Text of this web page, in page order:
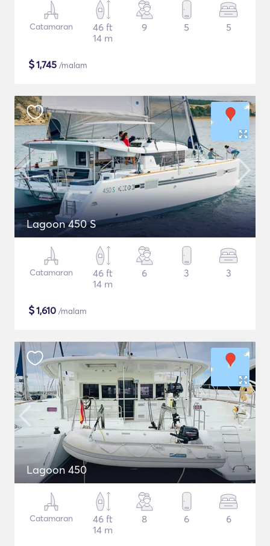
Catamaran
46 ft
14 m
9 5 5
$1,745 /malam
Lagoon 450 S
Catamaran
46 ft
14 m
6 3 3
$1,610 /malam
Lagoon 450
Catamaran
46 ft
14 m
8 6 6